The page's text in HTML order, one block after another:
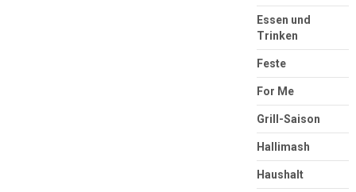
Essen und
Trinken
Feste
For Me
Grill-Saison
Hallimash
Haushalt